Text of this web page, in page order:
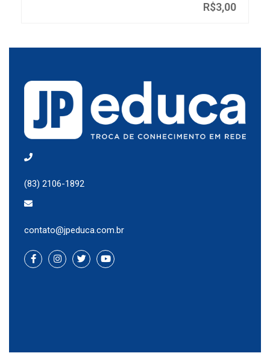
R$3,00
(83) 2106-1892
contato@jpeduca.com.br